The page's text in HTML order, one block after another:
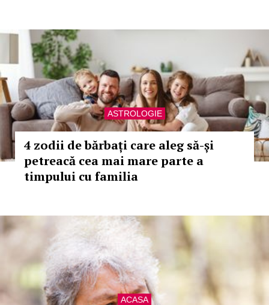
ASTROLOGIE
4 zodii de bărbați care aleg să-și
petreacă cea mai mare parte a
timpului cu familia
ACASA